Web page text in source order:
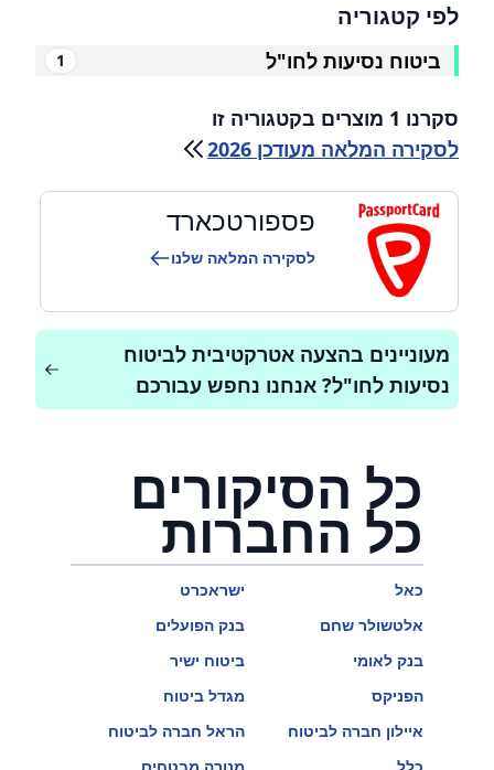
לפי קטגוריה
ביטוח נסיעות לחו"ל 1
סקרנו 1 מוצרים בקטגוריה זו
לסקירה המלאה מעודכן 2026
פספורטכארד
לסקירה המלאה שלנו
מעוניינים בהצעה אטרקטיבית לביטוח
נסיעות לחו"ל? אנחנו נחפש עבורכם
כל הסיקורים
כל החברות
כאל
ישראכרט
אלטשולר שחם
בנק הפועלים
בנק לאומי
ביטוח ישיר
הפניקס
מגדל ביטוח
איילון חברה לביטוח
הראל חברה לביטוח